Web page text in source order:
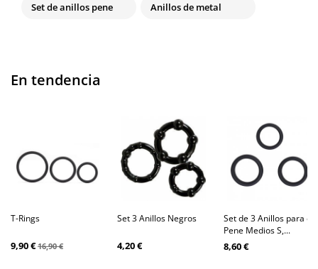
Set de anillos pene Anillos de metal
En tendencia
T-Rings
9,90 €16,90 €
Set 3 Anillos Negros
4,20 €
Set de 3 Anillos para el
Pene Medios S,...
8,60 €